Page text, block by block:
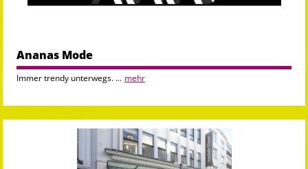
Ananas Mode
Immer trendy unterwegs. ... mehr